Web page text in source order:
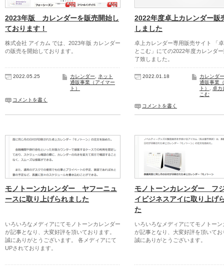
2023年版 カレンダーを販売開始し
ております！
株式会社 アイカム では、2023年版 カレンダー
の販売を開始しております。
2022.05.25 カレンダー
ネット
通販事業（アイマー
ト）
コメントを書く
2022年度卓上カレンダー販
しました
卓上カレンダー専用販売サイト 「
とこむ」にての2022年度カレンダ
了致しました。
2022.01.18
カレンダー
通販事業
ト）
卓カ
こむ
コメントを書く
モノトーンカレンダー ヤフーニュ
ースに取り上げられました
いろいろなメディアにてモノトーンカレンダー
が記事となり、大変好評を頂いております。
誠にありがとうございます。 各メディアにて
UPされております。
モノトーンカレンダー フ
イビジネスアイに取り上げ
た
いろいろなメディアにてモノトー
が記事となり、大変好評を頂いてお
誠にありがとうございます。